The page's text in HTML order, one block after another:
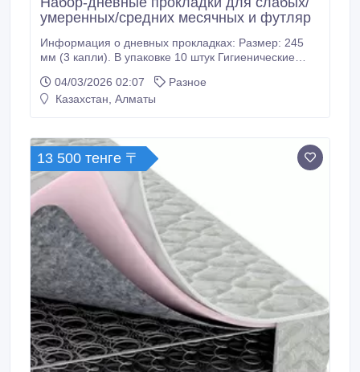
умеренных/средних месячных и футляр
Информация о дневных прокладках: Размер: 245
мм (3 капли). В упаковке 10 штук Гигиенические
обладают естественной впитывающей
способностью. Тонкие, по-настоящему "дышащие",
04/03/2026 02:07
Разное
Казахстан, Алматы
13 500 тенге 〒